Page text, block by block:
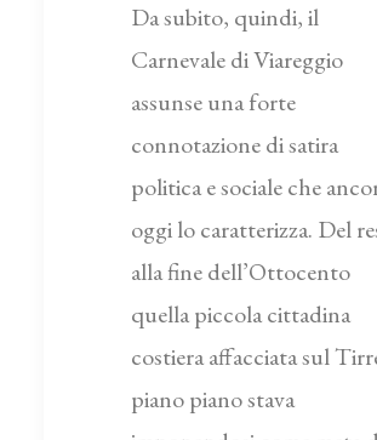
Da subito, quindi, il
Carnevale di Viareggio
assunse una forte
connotazione di satira
politica e sociale che
oggi lo caratterizza. Del
alla fine dell’Ottocento
quella piccola cittadina
costiera affacciata sul
piano piano stava